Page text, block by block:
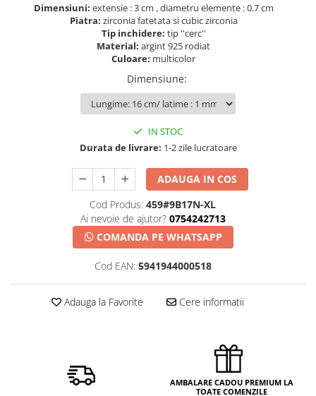
Dimensiuni: extensie : 3 cm , diametru elemente : 0.7 cm
Piatra: zirconia fatetata si cubic zirconia
Tip inchidere: tip ''cerc''
Material: argint 925 rodiat
Culoare: multicolor
Dimensiune:
IN STOC
Durata de livrare: 1-2 zile lucratoare
ADAUGA IN COS
Cod Produs: 459#9B17N-XL
Ai nevoie de ajutor? 0754242713
COMANDA PE WHATSAPP
Cod EAN: 5941944000518
Adauga la Favorite Cere informatii
AMBALARE CADOU PREMIUM LA
TOATE COMENZILE